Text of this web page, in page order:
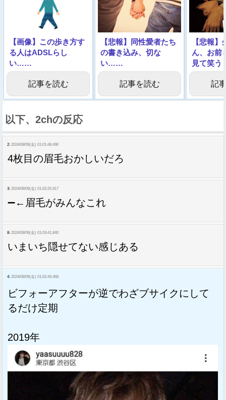
【画像】この歩き方す
る人はADSLらし
い……
記事を読む
【悲報】同性愛者たち
の書き込み、切な
い……
記事を読む
【悲報
ん、お前
見て笑う
記
以下、2chの反応
2: 2024/08/09(金) 01:01:48.490
4枚目の眉毛おかしいだろ
3: 2024/08/09(金) 01:02:25.917
➖←眉毛がみんなこれ
8: 2024/08/09(金) 01:03:41.840
いまいち隠せてない感じある
4: 2024/08/09(金) 01:02:49.468
ビフォーアフターが逆でわざブサイクにして
るだけ定期
2019年